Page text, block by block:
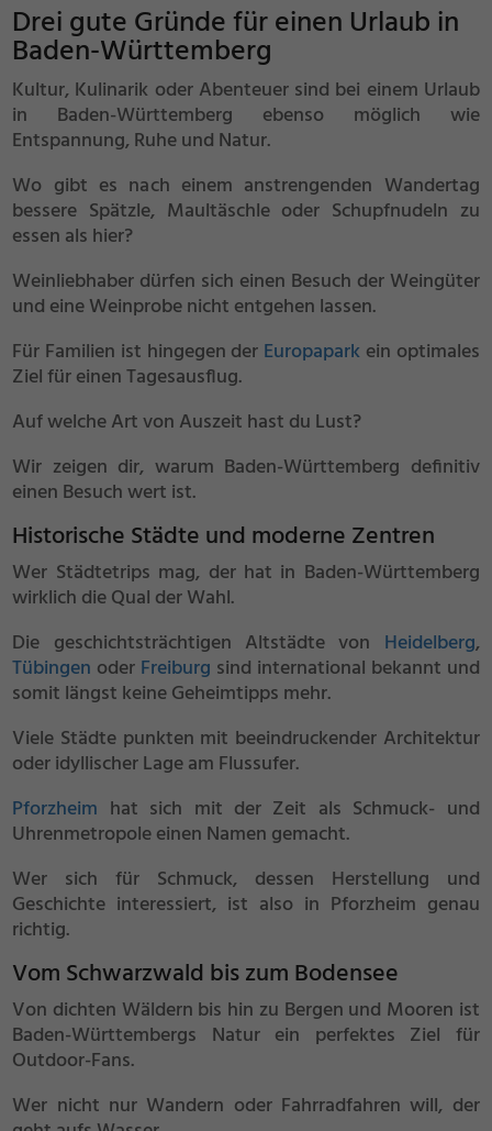
Drei gute Gründe für einen Urlaub in
Baden-Württemberg
Kultur, Kulinarik oder Abenteuer sind bei einem Urlaub
in Baden-Württemberg ebenso möglich wie
Entspannung, Ruhe und Natur.
Wo gibt es nach einem anstrengenden Wandertag
bessere Spätzle, Maultäschle oder Schupfnudeln zu
essen als hier?
Weinliebhaber dürfen sich einen Besuch der Weingüter
und eine Weinprobe nicht entgehen lassen.
Für Familien ist hingegen der Europapark ein optimales
Ziel für einen Tagesausflug.
Auf welche Art von Auszeit hast du Lust?
Wir zeigen dir, warum Baden-Württemberg definitiv
einen Besuch wert ist.
Historische Städte und moderne Zentren
Wer Städtetrips mag, der hat in Baden-Württemberg
wirklich die Qual der Wahl.
Die geschichtsträchtigen Altstädte von Heidelberg,
Tübingen oder Freiburg sind international bekannt und
somit längst keine Geheimtipps mehr.
Viele Städte punkten mit beeindruckender Architektur
oder idyllischer Lage am Flussufer.
Pforzheim hat sich mit der Zeit als Schmuck- und
Uhrenmetropole einen Namen gemacht.
Wer sich für Schmuck, dessen Herstellung und
Geschichte interessiert, ist also in Pforzheim genau
richtig.
Vom Schwarzwald bis zum Bodensee
Von dichten Wäldern bis hin zu Bergen und Mooren ist
Baden-Württembergs Natur ein perfektes Ziel für
Outdoor-Fans.
Wer nicht nur Wandern oder Fahrradfahren will, der